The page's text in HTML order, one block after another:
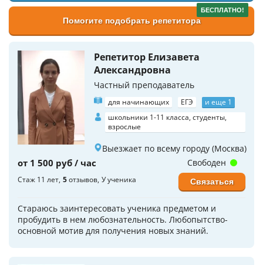
БЕСПЛАТНО!
Помогите подобрать репетитора
Репетитор Елизавета
Александровна
Частный преподаватель
для начинающих ЕГЭ
и еще 1
школьники 1-11 класса, студенты,
взрослые
Выезжает по всему городу (Москва)
от 1 500 руб / час
Стаж 11 лет 5отзывов У ученика
Стараюсь заинтересовать ученика предметом и
пробудить в нем любознательность. Любопытство-
основной мотив для получения новых знаний.
Свободен
Связаться